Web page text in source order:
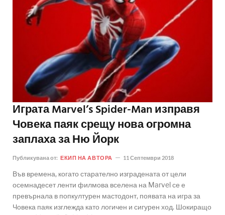
Играта Marvel’s Spider-Man изправя
Човека паяк срещу нова огромна
заплаха за Ню Йорк
Публикувана от: ЕКИП НА АВТОРА 11 Септември 2018
Във времена, когато старателно изградената от цели
осемнадесет ленти филмова вселена на Marvel се е
превърнала в попкултурен мастодонт, появата на игра за
Човека паяк изглежда като логичен и сигурен ход. Шокиращо